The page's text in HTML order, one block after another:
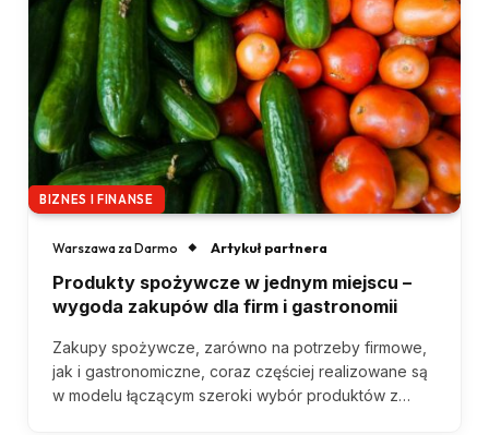
BIZNES I FINANSE
Warszawa za Darmo Artykuł partnera
Produkty spożywcze w jednym miejscu –
wygoda zakupów dla firm i gastronomii
Zakupy spożywcze, zarówno na potrzeby firmowe,
jak i gastronomiczne, coraz częściej realizowane są
w modelu łączącym szeroki wybór produktów z…